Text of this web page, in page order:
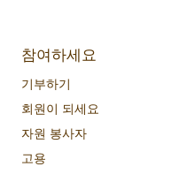
참여하세요
기부하기
회원이 되세요
자원 봉사자
고용